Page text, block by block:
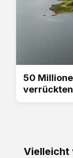
50
verrückten
Vielleicht